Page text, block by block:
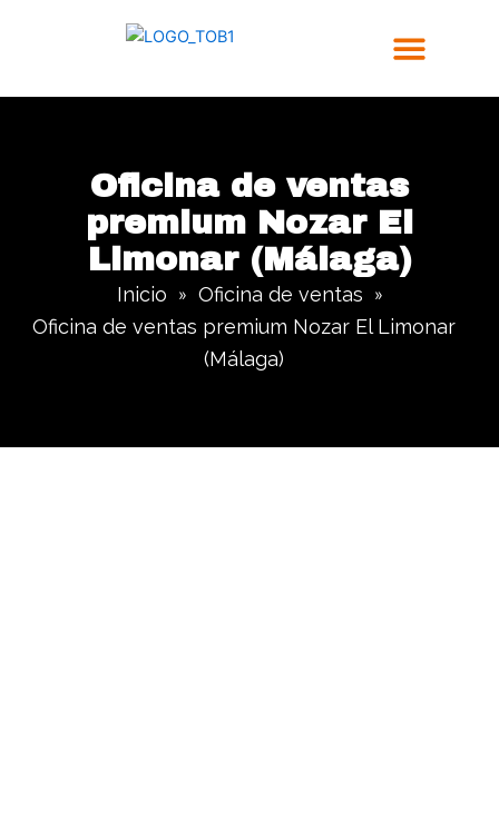
Oficina de ventas
premium Nozar El
Limonar (Málaga)
Inicio » Oficina de ventas »
Oficina de ventas premium Nozar El Limonar
(Málaga)